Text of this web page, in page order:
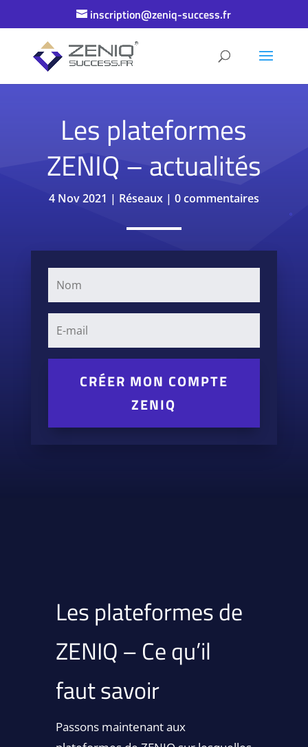
inscription@zeniq-success.fr
Les plateformes
ZENIQ – actualités
4 Nov 2021 | Réseaux| 0 commentaires
CRÉER MON COMPTE
ZENIQ
Les plateformes de
ZENIQ – Ce qu’il
faut savoir
Passons maintenant aux